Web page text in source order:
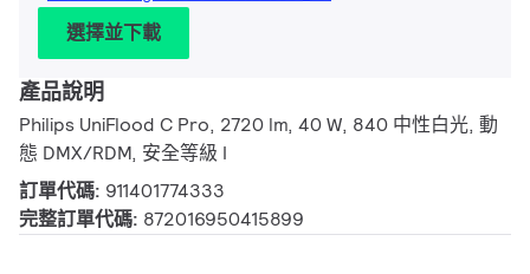
選擇並下載
產品說明
Philips UniFlood C Pro, 2720 lm, 40 W, 840 中性白光, 動
態 DMX/RDM, 安全等級 I
訂單代碼: 911401774333
完整訂單代碼: 872016950415899